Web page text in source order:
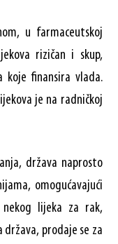
u farmaceutskoj
rizičan i skup,
koje finansira vlada.
je na radničkoj
država naprosto
omogućavajući
lijeka za rak,
prodaje se za